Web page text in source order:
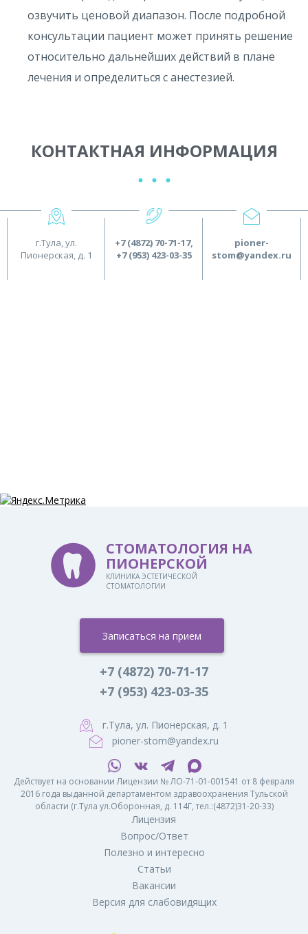
озвучить ценовой диапазон. После подробной
консультации пациент может принять решение
относительно дальнейших действий в плане
лечения и определиться с анестезией.
КОНТАКТНАЯ ИНФОРМАЦИЯ
г.Тула, ул.
Пионерская, д. 1
+7 (4872) 70-71-17,
+7 (953) 423-03-35
pioner-
stom@yandex.ru
СТОМАТОЛОГИЯ НА
ПИОНЕРСКОЙ
КЛИНИКА ЭСТЕТИЧЕСКОЙ
СТОМАТОЛОГИИ
Записаться на прием
+7 (4872) 70-71-17
+7 (953) 423-03-35
г.Тула, ул. Пионерская, д. 1
pioner-stom@yandex.ru
Действует на основании Лицензии № ЛО-71-01-001541 от 8 февраля
2016 года выданной департаментом здравоохранения Тульской
области (г.Тула ул.Оборонная, д. 114Г, тел.:(4872)31-20-33)
Лицензия
Вопрос/Ответ
Полезно и интересно
Статьи
Вакансии
Версия для слабовидящих